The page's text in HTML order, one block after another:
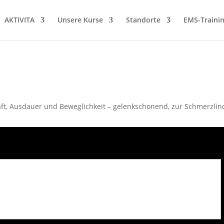
AKTIVITA Unsere Kurse Standorte EMS-
Ausdauer und Beweglichkeit – gelenkschonend, zur